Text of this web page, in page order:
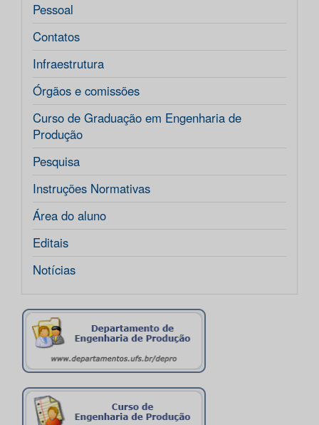
Pessoal
Contatos
Infraestrutura
Órgãos e comissões
Curso de Graduação em Engenharia de
Produção
Pesquisa
Instruções Normativas
Área do aluno
Editais
Notícias